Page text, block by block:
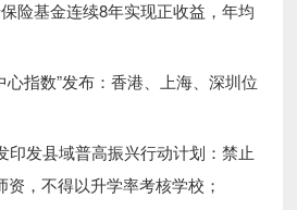
险基金连续8年实现正收益，年均
心指数”发布：香港、上海、深圳位
印发县域普高振兴行动计划：禁止
，不得以升学率考核学校；